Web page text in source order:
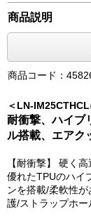
商品説明
商品コード：
＜LN-IM25CTHCL
耐衝撃、ハイブ
ル搭載、エアク
【耐衝撃】 硬く
優れたTPUのハイ
ンを搭載/柔軟性
護/ストラップホー